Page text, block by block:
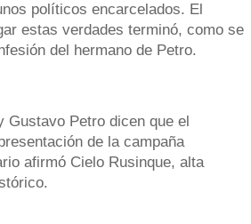
políticos encarcelados. El
estas verdades terminó, como se
del hermano de Petro.
Gustavo Petro dicen que el
de la campaña
afirmó Cielo Rusinque, alta